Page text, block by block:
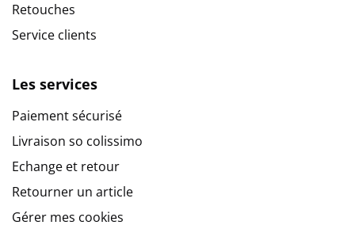
Retouches
Service clients
Les services
Paiement sécurisé
Livraison so colissimo
Echange et retour
Retourner un article
Gérer mes cookies